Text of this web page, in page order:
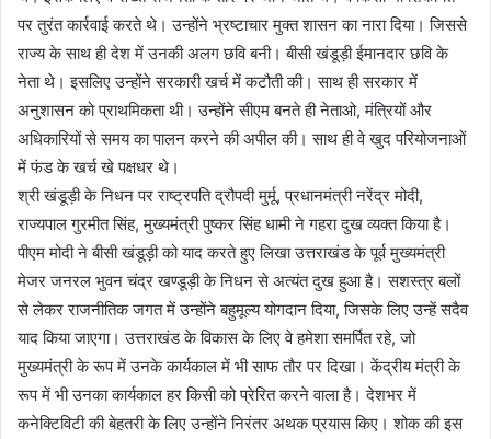
पर तुरंत कार्रवाई करते थे। उन्होंने भ्रष्टाचार मुक्त शासन का नारा दिया। जिससे
राज्य के साथ ही देश में उनकी अलग छवि बनी। बीसी खंडूड़ी ईमानदार छवि के
नेता थे। इसलिए उन्होंने सरकारी खर्च में कटौती की। साथ ही सरकार में
अनुशासन को प्राथमिकता थी। उन्होंने सीएम बनते ही नेताओ, मंत्रियों और
अधिकारियों से समय का पालन करने की अपील की। साथ ही वे खुद परियोजनाओं
में फंड के खर्च खे पक्षधर थे।
श्री खंडूड़ी के निधन पर राष्ट्रपति द्रौपदी मुर्मू, प्रधानमंत्री नरेंद्र मोदी,
राज्यपाल गुरमीत सिंह, मुख्यमंत्री पुष्कर सिंह धामी ने गहरा दुख व्यक्त किया है।
पीएम मोदी ने बीसी खंडूड़ी को याद करते हुए लिखा उत्तराखंड के पूर्व मुख्यमंत्री
मेजर जनरल भुवन चंद्र खण्डूड़ी के निधन से अत्यंत दुख हुआ है। सशस्त्र बलों
से लेकर राजनीतिक जगत में उन्होंने बहुमूल्य योगदान दिया, जिसके लिए उन्हें सदैव
याद किया जाएगा। उत्तराखंड के विकास के लिए वे हमेशा समर्पित रहे, जो
मुख्यमंत्री के रूप में उनके कार्यकाल में भी साफ तौर पर दिखा। केंद्रीय मंत्री के
रूप में भी उनका कार्यकाल हर किसी को प्रेरित करने वाला है। देशभर में
कनेक्टिविटी की बेहतरी के लिए उन्होंने निरंतर अथक प्रयास किए। शोक की इस